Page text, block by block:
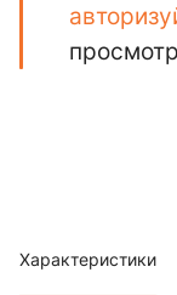
Характеристики